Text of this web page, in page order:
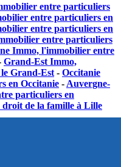
entre particuliers
entre particuliers en
entre particuliers en
entre particuliers
Immo, l'immobilier entre
Grand-Est Immo,
Grand-Est - Occitanie
en Occitanie - Auvergne-
particuliers en
droit de la famille à Lille